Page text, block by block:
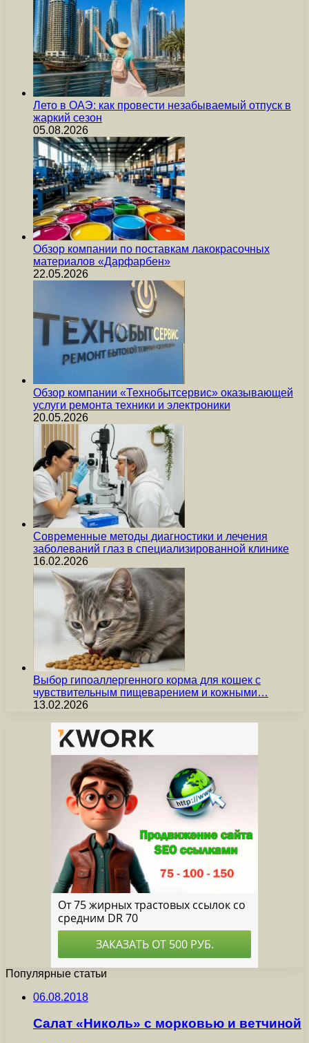
Лето в ОАЭ: как провести незабываемый отпуск в
жаркий сезон
05.08.2026
Обзор компании по поставкам лакокрасочных
материалов «Дарфарбен»
22.05.2026
Обзор компании «Технобытсервис» оказывающей
услуги ремонта техники и электроники
20.05.2026
Современные методы диагностики и лечения
заболеваний глаз в специализированной клинике
16.02.2026
Выбор гипоаллергенного корма для кошек с
чувствительным пищеварением и кожными…
13.02.2026
Популярные статьи
06.08.2018
Салат «Николь» с морковью и ветчиной